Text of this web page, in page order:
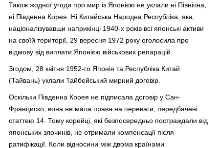
Також жодної угоди про мир із Японією не уклали ні Північна,
ні Південна Корея. Ні Китайська Народна Республіка, яка,
націоналізувавши наприкінці 1940-х років всі японські активи
на своїй території, 29 вересня 1972 року оголосила про
відмову від виплати Японією військових репарацій.
Згодом, 28 квітня 1952-го Японія та Республіка Китай
(Тайвань) уклали Тайбейський мирний договір.
Оскільки Південна Корея не підписала договір у Сан-
Франциско, вона не мала права на переваги, передбачені
статтею 14. Тому корейці, які безпосередньо постраждали від
японських злочинів, не отримали компенсації після
ратифікації. Коли відносини між двома країнами